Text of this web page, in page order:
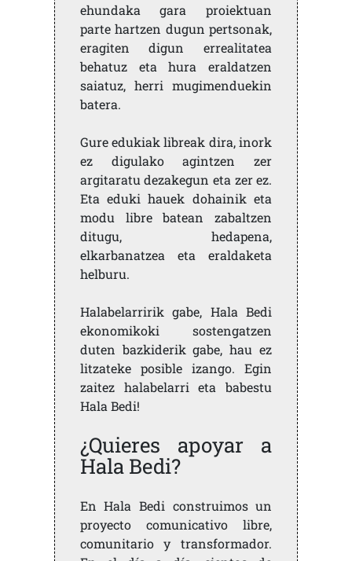
ehundaka gara proiektuan
parte hartzen dugun pertsonak,
eragiten digun errealitatea
behatuz eta hura eraldatzen
saiatuz, herri mugimenduekin
batera.
Gure edukiak libreak dira, inork
ez digulako agintzen zer
argitaratu dezakegun eta zer ez.
Eta eduki hauek dohainik eta
modu libre batean zabaltzen
ditugu, hedapena,
elkarbanatzea eta eraldaketa
helburu.
Halabelarririk gabe, Hala Bedi
ekonomikoki sostengatzen
duten bazkiderik gabe, hau ez
litzateke posible izango. Egin
zaitez halabelarri eta babestu
Hala Bedi!
¿Quieres apoyar a
Hala Bedi?
En Hala Bedi construimos un
proyecto comunicativo libre,
comunitario y transformador.